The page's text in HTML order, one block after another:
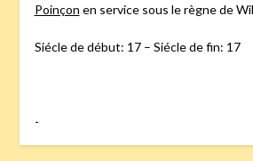
Poinçon en service sous le règne de
Siécle de début: 17 – Siécle de fin: 17
-